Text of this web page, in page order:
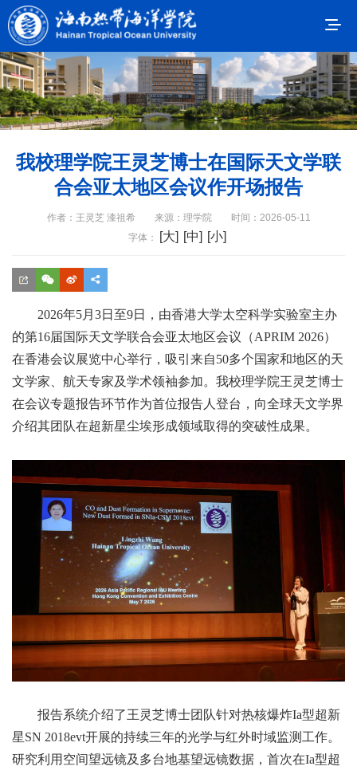
我校理学院王灵芝博士在国际天文学联
合会亚太地区会议作开场报告
作者：王灵芝 漆祖希 来源：理学院
时间：2026-05-11
字体：
[大] [中] [小]
2026年5月3日至9日，由香港大学太空科学实验室主办
的第16届国际天文学联合会亚太地区会议（APRIM 2026）
在香港会议展览中心举行，吸引来自50多个国家和地区的天
文学家、航天专家及学术领袖参加。我校理学院王灵芝博士
在会议专题报告环节作为首位报告人登台，向全球天文学界
介绍其团队在超新星尘埃形成领域取得的突破性成果。
报告系统介绍了王灵芝博士团队针对热核爆炸Ia型超新
星SN 2018evt开展的持续三年的光学与红外时域监测工作。
研究利用空间望远镜及多台地基望远镜数据，首次在Ia型超